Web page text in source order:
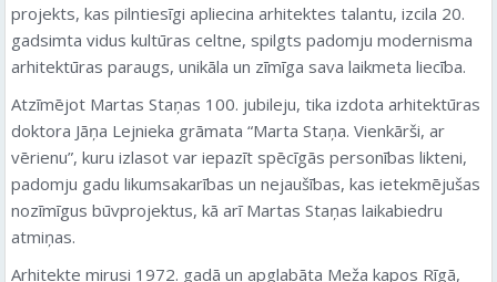
projekts, kas pilntiesīgi apliecina arhitektes talantu, izcila 20.
gadsimta vidus kultūras celtne, spilgts padomju modernisma
arhitektūras paraugs, unikāla un zīmīga sava laikmeta liecība.
Atzīmējot Martas Staņas 100. jubileju, tika izdota arhitektūras
doktora Jāņa Lejnieka grāmata “Marta Staņa. Vienkārši, ar
vērienu”, kuru izlasot var iepazīt spēcīgās personības likteni,
padomju gadu likumsakarības un nejaušības, kas ietekmējušas
nozīmīgus būvprojektus, kā arī Martas Staņas laikabiedru
atmiņas.
Arhitekte mirusi 1972. gadā un apglabāta Meža kapos Rīgā,